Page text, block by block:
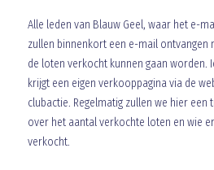
Alle leden van Blauw Geel, waar het e-
zullen binnenkort een e-mail ontvangen
de loten verkocht kunnen gaan worden.
krijgt een eigen verkooppagina via de
clubactie. Regelmatig zullen we hier
over het aantal verkochte loten en wie
verkocht.